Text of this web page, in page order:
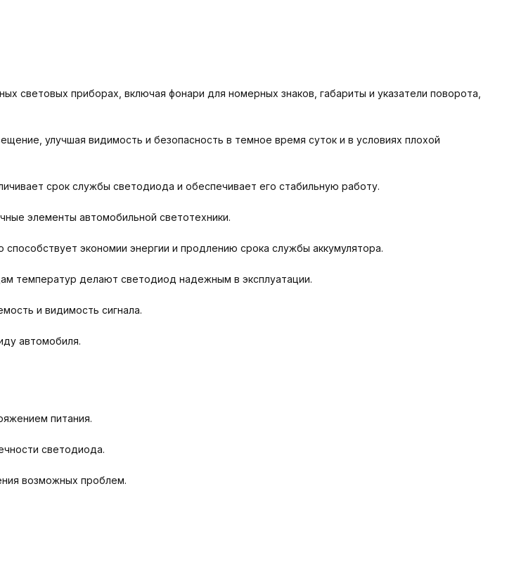
световых приборах, включая фонари для номерных знаков, габариты и указатели поворота,
улучшая видимость и безопасность в темное время суток и в условиях плохой
срок службы светодиода и обеспечивает его стабильную работу.
элементы автомобильной светотехники.
экономии энергии и продлению срока службы аккумулятора.
температур делают светодиод надежным в эксплуатации.
и видимость сигнала.
автомобиля.
питания.
светодиода.
возможных проблем.